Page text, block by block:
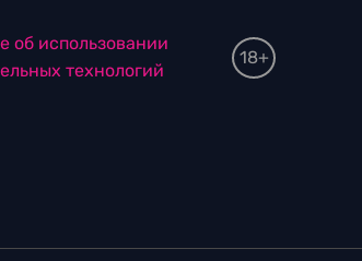
об использовании
технологий
18+